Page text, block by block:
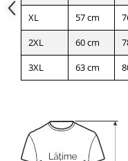
XL 57 cm
2XL
60 cm
3XL
63 cm